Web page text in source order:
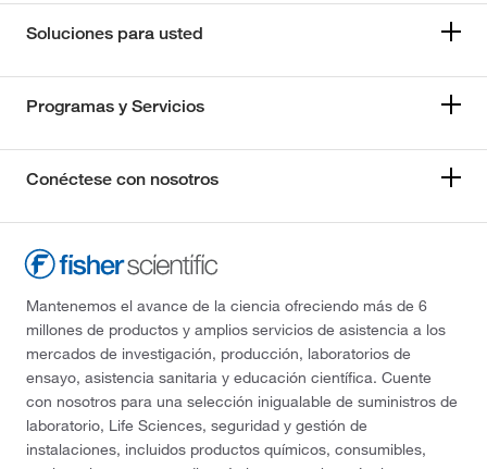
Soluciones para usted
Programas y Servicios
Conéctese con nosotros
Mantenemos el avance de la ciencia ofreciendo más de 6
millones de productos y amplios servicios de asistencia a los
mercados de investigación, producción, laboratorios de
ensayo, asistencia sanitaria y educación científica. Cuente
con nosotros para una selección inigualable de suministros de
laboratorio, Life Sciences, seguridad y gestión de
instalaciones, incluidos productos químicos, consumibles,